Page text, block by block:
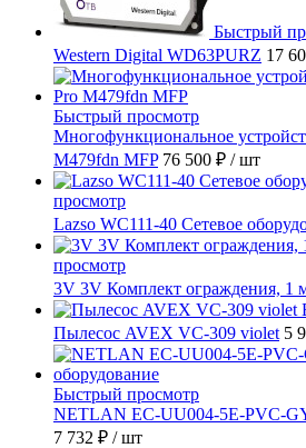
Быстрый
Western Digital WD63PURZ 17
Быстрый просмотр
Многофункциональное
M479fdn MFP 76 500 ₽ / шт
просмотр
Lazso WC111-40 Сетевое
просмотр
3V 3V Комплект ограждения,
Пылесос AVEX VC-309 violet 5
Быстрый просмотр
NETLAN EC-UU004-5E-PVC-
7 732 ₽ / шт